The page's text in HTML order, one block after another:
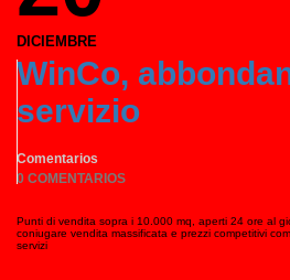
DICIEMBRE
WinCo,
servizio
Comentarios
0 COMENTARIOS
Punti di vendita sopra i 10.000 mq, aperti 24 ore al
coniugare vendita massificata e prezzi competitivi
servizi